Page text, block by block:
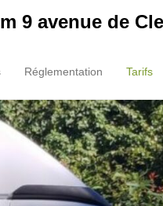
9 avenue de
Réglementation Tarifs